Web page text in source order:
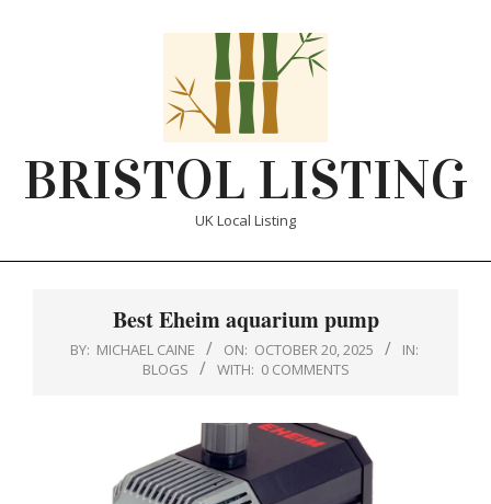
BRISTOL LISTING
UK Local Listing
Best Eheim aquarium pump
BY: MICHAEL CAINE ON: OCTOBER 20, 2025
IN:
BLOGS
WITH: 0 COMMENTS